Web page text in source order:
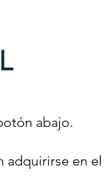
abajo.
adquirirse en el